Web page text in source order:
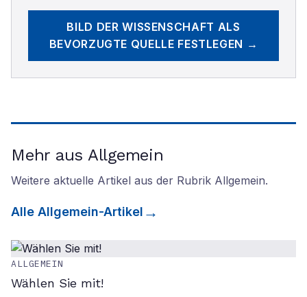
BILD DER WISSENSCHAFT ALS
BEVORZUGTE QUELLE FESTLEGEN →
Mehr aus Allgemein
Weitere aktuelle Artikel aus der Rubrik Allgemein.
Alle Allgemein-Artikel
ALLGEMEIN
Wählen Sie mit!